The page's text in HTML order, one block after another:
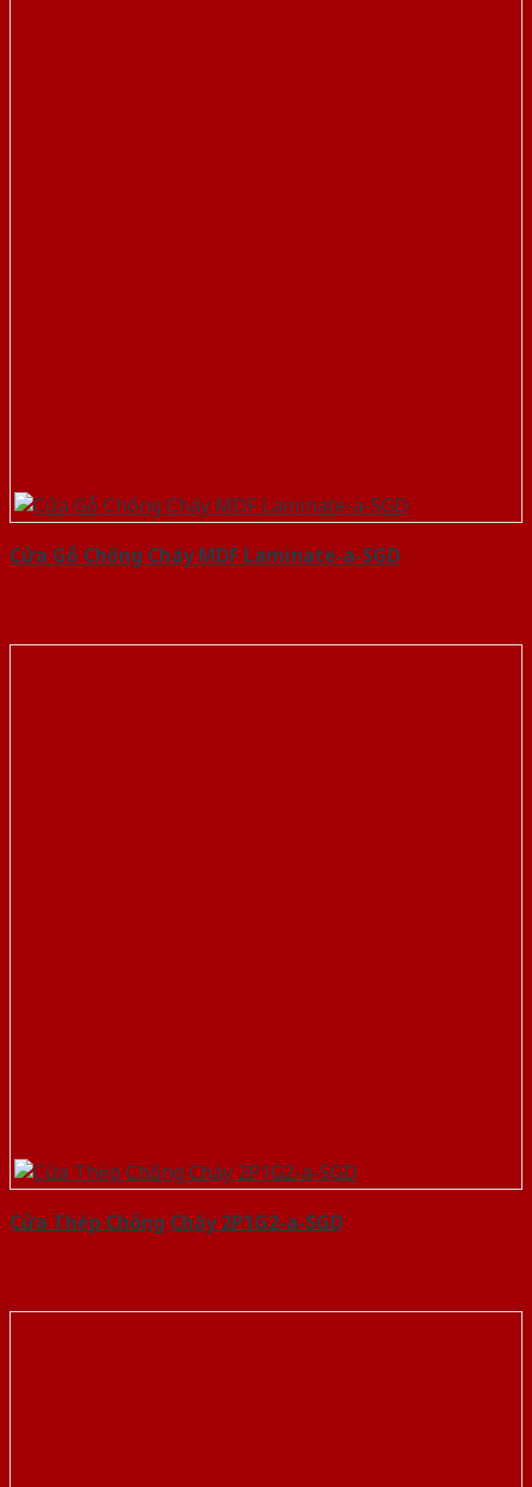
Cửa Gỗ Chống Cháy MDF Laminate-a-SGD
Cửa Thép Chống Cháy 2P1G2-a-SGD